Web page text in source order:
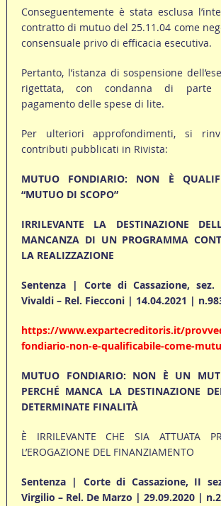
Conseguentemente è stata esclusa
contratto di mutuo del 25.11.04 come
consensuale privo di efficacia esecutiva.
Pertanto, l’istanza di sospensione
rigettata, con condanna di parte
pagamento delle spese di lite.
Per ulteriori approfondimenti, si
contributi pubblicati in Rivista:
MUTUO FONDIARIO: NON È
“MUTUO DI SCOPO”
IRRILEVANTE LA DESTINAZIONE
MANCANZA DI UN PROGRAMMA
LA REALIZZAZIONE
Sentenza | Corte di Cassazione,
Vivaldi – Rel. Fiecconi | 14.04.2021 |
https://www.expartecreditoris.it/
fondiario-non-e-qualificabile-come-
MUTUO FONDIARIO: NON È UN
PERCHÉ MANCA LA DESTINAZIONE
DETERMINATE FINALITÀ
È IRRILEVANTE CHE SIA ATTUATA
L’EROGAZIONE DEL FINANZIAMENTO
Sentenza | Corte di Cassazione, II
Virgilio – Rel. De Marzo | 29.09.2020 |